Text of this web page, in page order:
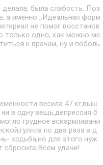
делала, была слабость. Поз
а именно ,,Идеальная форм
не помог восстанов
только одно, как можно ме
к врачам, ну и поболь
весила 47 кг,выш
в одну вещь,депрессия б
грудное вскармливани
по два раза в д
ходьба,но для этого нуж
сбросила.Всем удачи!